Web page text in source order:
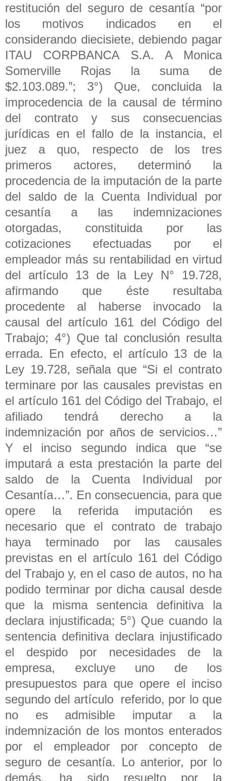
restitución del seguro de cesantía “por
los motivos indicados en el
considerando diecisiete, debiendo pagar
ITAU CORPBANCA S.A. A Monica
Somerville Rojas la suma de
$2.103.089.”; 3°) Que, concluida la
improcedencia de la causal de término
del contrato y sus consecuencias
jurídicas en el fallo de la instancia, el
juez a quo, respecto de los tres
primeros actores, determinó la
procedencia de la imputación de la parte
del saldo de la Cuenta Individual por
cesantía a las indemnizaciones
otorgadas, constituida por las
cotizaciones efectuadas por el
empleador más su rentabilidad en virtud
del artículo 13 de la Ley N° 19.728,
afirmando que éste resultaba
procedente al haberse invocado la
causal del artículo 161 del Código del
Trabajo; 4°) Que tal conclusión resulta
errada. En efecto, el artículo 13 de la
Ley 19.728, señala que “Si el contrato
terminare por las causales previstas en
el artículo 161 del Código del Trabajo, el
afiliado tendrá derecho a la
indemnización por años de servicios…”
Y el inciso segundo indica que “se
imputará a esta prestación la parte del
saldo de la Cuenta Individual por
Cesantía…”. En consecuencia, para que
opere la referida imputación es
necesario que el contrato de trabajo
haya terminado por las causales
previstas en el artículo 161 del Código
del Trabajo y, en el caso de autos, no ha
podido terminar por dicha causal desde
que la misma sentencia definitiva la
declara injustificada; 5°) Que cuando la
sentencia definitiva declara injustificado
el despido por necesidades de la
empresa, excluye uno de los
presupuestos para que opere el inciso
segundo del artículo referido, por lo que
no es admisible imputar a la
indemnización de los montos enterados
por el empleador por concepto de
seguro de cesantía. Lo anterior, por lo
demás, ha sido resuelto por la